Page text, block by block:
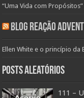
“Uma Vida com
Blog Reação
Ellen White e o princípio
Posts aleatórios
111 –